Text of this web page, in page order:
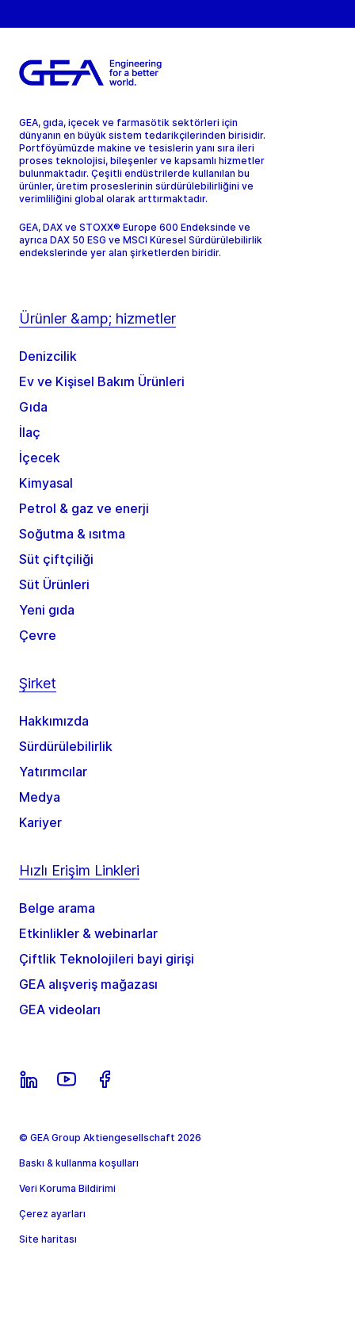
GEA, gıda, içecek ve farmasötik sektörleri için
dünyanın en büyük sistem tedarikçilerinden birisidir.
Portföyümüzde makine ve tesislerin yanı sıra ileri
proses teknolojisi, bileşenler ve kapsamlı hizmetler
bulunmaktadır. Çeşitli endüstrilerde kullanılan bu
ürünler, üretim proseslerinin sürdürülebilirliğini ve
verimliliğini global olarak arttırmaktadır.
GEA, DAX ve STOXX® Europe 600 Endeksinde ve
ayrıca DAX 50 ESG ve MSCI Küresel Sürdürülebilirlik
endekslerinde yer alan şirketlerden biridir.
Ürünler &amp; hizmetler
Denizcilik
Ev ve Kişisel Bakım Ürünleri
Gıda
İlaç
İçecek
Kimyasal
Petrol & gaz ve enerji
Soğutma & ısıtma
Süt çiftçiliği
Süt Ürünleri
Yeni gıda
Çevre
Şirket
Hakkımızda
Sürdürülebilirlik
Yatırımcılar
Medya
Kariyer
Hızlı Erişim Linkleri
Belge arama
Etkinlikler & webinarlar
Çiftlik Teknolojileri bayi girişi
GEA alışveriş mağazası
GEA videoları
© GEA Group Aktiengesellschaft 2026
Baskı & kullanma koşulları
Veri Koruma Bildirimi
Çerez ayarları
Site haritası